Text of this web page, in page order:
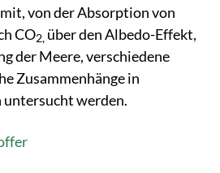
von der Absorption von
CO2, über den Albedo-Effekt,
der Meere, verschiedene
Zusammenhänge in
werden.